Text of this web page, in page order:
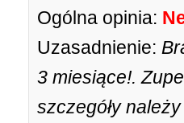
Ogólna opinia:
Uzasadnienie:
3 miesiące!.
szczegóły